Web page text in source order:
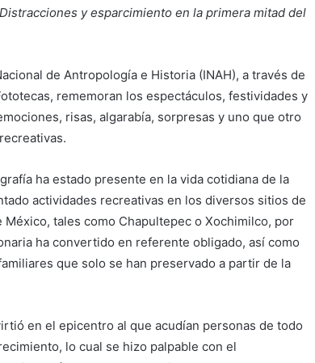
y esparcimiento en la primera mitad del
de Antropología e Historia (INAH), a través de
rememoran los espectáculos, festividades y
risas, algarabía, sorpresas y uno que otro
ha estado presente en la vida cotidiana de la
actividades recreativas en los diversos sitios de
tales como Chapultepec o Xochimilco, por
ha convertido en referente obligado, así como
que solo se han preservado a partir de la
en el epicentro al que acudían personas de todo
lo cual se hizo palpable con el